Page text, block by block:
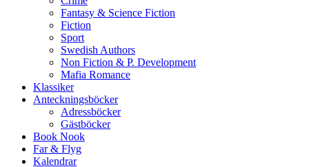
Fantasy & Science Fiction
Fiction
Sport
Swedish Authors
Non Fiction & P. Development
Mafia Romance
Klassiker
Anteckningsböcker
Adressböcker
Gästböcker
Book Nook
Far & Flyg
Kalendrar